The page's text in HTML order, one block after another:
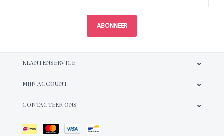
ABONNEER
KLANTENSERVICE
MIJN ACCOUNT
CONTACTEER ONS